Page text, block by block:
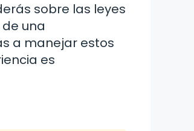
sobre las leyes
una
a manejar estos
es